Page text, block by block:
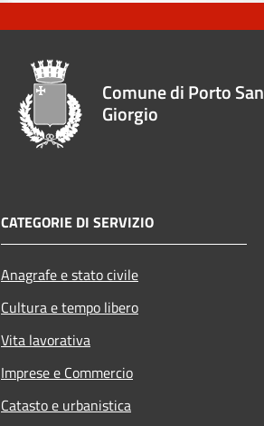
Comune di Porto San
Giorgio
CATEGORIE DI SERVIZIO
Anagrafe e stato civile
Cultura e tempo libero
Vita lavorativa
Imprese e Commercio
Catasto e urbanistica